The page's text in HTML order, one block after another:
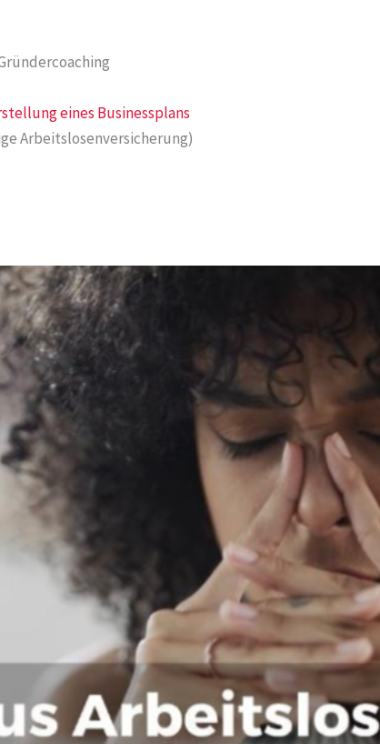
eines Businessplans
Arbeitslosenversicherung)